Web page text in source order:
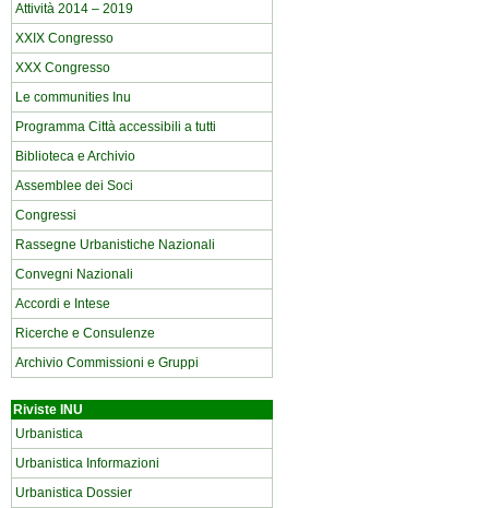
Attività 2014 – 2019
XXIX Congresso
XXX Congresso
Le communities Inu
Programma Città accessibili a tutti
Biblioteca e Archivio
Assemblee dei Soci
Congressi
Rassegne Urbanistiche Nazionali
Convegni Nazionali
Accordi e Intese
Ricerche e Consulenze
Archivio Commissioni e Gruppi
Riviste INU
Urbanistica
Urbanistica Informazioni
Urbanistica Dossier